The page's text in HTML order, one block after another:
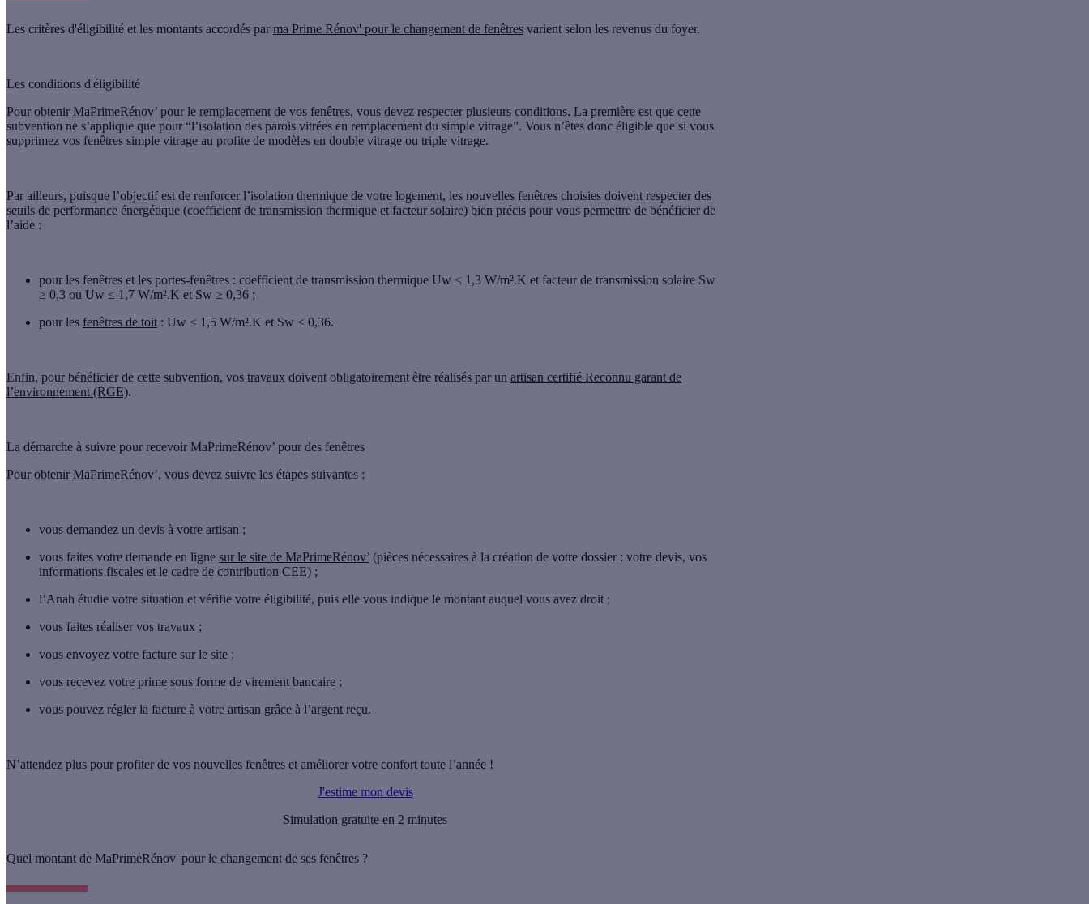
Les critères d'éligibilité et les montants accordés par ma Prime Rénov' pour le changement de fenêtres varient selon les revenus du foyer.
Les conditions d'éligibilité
Pour obtenir MaPrimeRénov’ pour le remplacement de vos fenêtres, vous devez respecter plusieurs conditions. La première est que cette
subvention ne s’applique que pour “l’isolation des parois vitrées en remplacement du simple vitrage”. Vous n’êtes donc éligible que si vous
supprimez vos fenêtres simple vitrage au profite de modèles en double vitrage ou triple vitrage.
Par ailleurs, puisque l’objectif est de renforcer l’isolation thermique de votre logement, les nouvelles fenêtres choisies doivent respecter des
seuils de performance énergétique (coefficient de transmission thermique et facteur solaire) bien précis pour vous permettre de bénéficier de
l’aide :
pour les fenêtres et les portes-fenêtres : coefficient de transmission thermique Uw ≤ 1,3 W/m².K et facteur de transmission solaire Sw
≥ 0,3 ou Uw ≤ 1,7 W/m².K et Sw ≥ 0,36 ;
pour les fenêtres de toit : Uw ≤ 1,5 W/m².K et Sw ≤ 0,36.
Enfin, pour bénéficier de cette subvention, vos travaux doivent obligatoirement être réalisés par un artisan certifié Reconnu garant de
l’environnement (RGE).
La démarche à suivre pour recevoir MaPrimeRénov’ pour des fenêtres
Pour obtenir MaPrimeRénov’, vous devez suivre les étapes suivantes :
vous demandez un devis à votre artisan ;
vous faites votre demande en ligne sur le site de MaPrimeRénov’ (pièces nécessaires à la création de votre dossier : votre devis, vos
informations fiscales et le cadre de contribution CEE) ;
l’Anah étudie votre situation et vérifie votre éligibilité, puis elle vous indique le montant auquel vous avez droit ;
vous faites réaliser vos travaux ;
vous envoyez votre facture sur le site ;
vous recevez votre prime sous forme de virement bancaire ;
vous pouvez régler la facture à votre artisan grâce à l’argent reçu.
N’attendez plus pour profiter de vos nouvelles fenêtres et améliorer votre confort toute l’année !
J'estime mon devis
Simulation gratuite en 2 minutes
Quel montant de MaPrimeRénov' pour le changement de ses fenêtres ?